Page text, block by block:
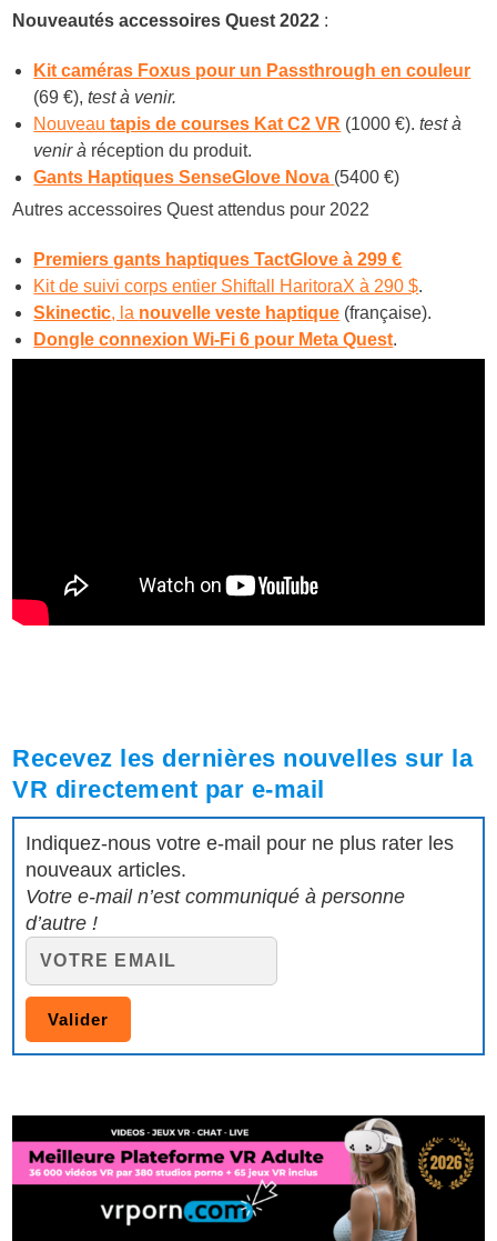
Nouveautés accessoires Quest 2022 :
Kit caméras Foxus pour un Passthrough en couleur
(69 €), test à venir.
Nouveautapis de courses Kat C2 VR (1000 €).test à
venir à réception du produit.
Gants Haptiques SenseGlove Nova (5400 €)
Autres accessoires Quest attendus pour 2022
Premiers gants haptiques TactGlove à 299 €
Kit de suivi corps entier Shiftall HaritoraX à 290 $.
Skinectic, la nouvelle veste haptique (française).
Dongle connexion Wi-Fi 6 pour Meta Quest.
Recevez les dernières nouvelles sur la
VR directement par e-mail
Indiquez-nous votre e-mail pour ne plus rater les
nouveaux articles.
Votre e-mail n’est communiqué à personne
d’autre !